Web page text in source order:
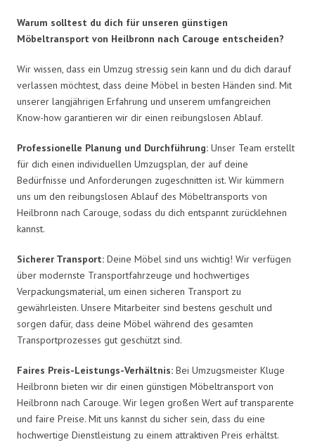
Warum solltest du dich für unseren günstigen
Möbeltransport von Heilbronn nach Carouge entscheiden?
Wir wissen, dass ein Umzug stressig sein kann und du dich darauf
verlassen möchtest, dass deine Möbel in besten Händen sind. Mit
unserer langjährigen Erfahrung und unserem umfangreichen
Know-how garantieren wir dir einen reibungslosen Ablauf.
Professionelle Planung und Durchführung: Unser Team erstellt
für dich einen individuellen Umzugsplan, der auf deine
Bedürfnisse und Anforderungen zugeschnitten ist. Wir kümmern
uns um den reibungslosen Ablauf des Möbeltransports von
Heilbronn nach Carouge, sodass du dich entspannt zurücklehnen
kannst.
Sicherer Transport: Deine Möbel sind uns wichtig! Wir verfügen
über modernste Transportfahrzeuge und hochwertiges
Verpackungsmaterial, um einen sicheren Transport zu
gewährleisten. Unsere Mitarbeiter sind bestens geschult und
sorgen dafür, dass deine Möbel während des gesamten
Transportprozesses gut geschützt sind.
Faires Preis-Leistungs-Verhältnis: Bei Umzugsmeister Kluge
Heilbronn bieten wir dir einen günstigen Möbeltransport von
Heilbronn nach Carouge. Wir legen großen Wert auf transparente
und faire Preise. Mit uns kannst du sicher sein, dass du eine
hochwertige Dienstleistung zu einem attraktiven Preis erhältst.